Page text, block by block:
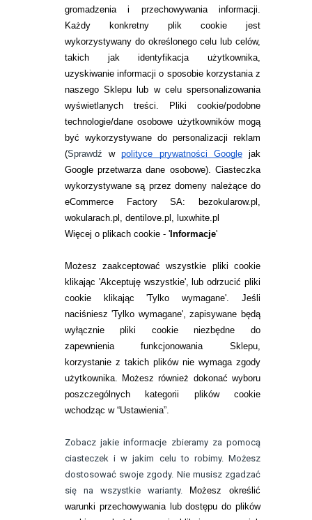
gromadzenia i przechowywania informacji.
Każdy konkretny plik cookie jest
wykorzystywany do określonego celu lub celów,
takich jak identyfikacja użytkownika,
uzyskiwanie informacji o sposobie korzystania z
naszego Sklepu lub w celu spersonalizowania
wyświetlanych treści.
Pliki cookie/podobne
technologie/dane osobowe użytkowników mogą
być wykorzystywane do personalizacji reklam
(Sprawdźwpolityce prywatności Googlejak
Google przetwarza dane osobowe). Ciasteczka
wykorzystywane są przez domeny należące do
eCommerce Factory SA: bezokularow.pl,
wokularach.pl, dentilove.pl, luxwhite.pl
Więcej o plikach cookie - 'Informacje'
Możesz zaakceptować wszystkie pliki cookie
klikając 'Akceptuję wszystkie', lub odrzucić pliki
cookie klikając 'Tylko wymagane'. Jeśli
naciśniesz 'Tylko wymagane', zapisywane będą
wyłącznie pliki cookie niezbędne do
zapewnienia funkcjonowania Sklepu,
korzystanie z takich plików nie wymaga zgody
użytkownika. Możesz również dokonać wyboru
poszczególnych kategorii plików cookie
wchodząc w “Ustawienia”.
Zobacz jakie informacje zbieramy za pomocą
ciasteczek i w jakim celu to robimy. Możesz
dostosować swoje zgody. Nie musisz zgadzać
się na wszystkie warianty.
Możesz określić
warunki przechowywania lub dostępu do plików
INFORMACJE KONTAKTOWE
JAK ZAMAWIAĆ?
ZWROTY I REKLAMACJA
WARUNKI ZAKUPÓW
RANKINGI SOCZEWEK
SOCZEWKI KOLOROWE
Zwrot (odstąpienie od umowy)
ZMIEŃ USTAWIENIA ZGODY NA CIASTECZKA
KONTAKT
telefon:
22 113 44 42
telefon:
732 08 08 72
kontakt@bezokularow.pl